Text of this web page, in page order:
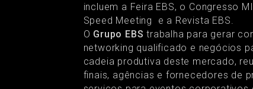
incluem a Feira EBS, o Congresso
Speed Meeting e a Revista EBS.
O Grupo EBS trabalha para gerar
networking qualificado e negócios
cadeia produtiva deste mercado,
finais, agências e fornecedores de